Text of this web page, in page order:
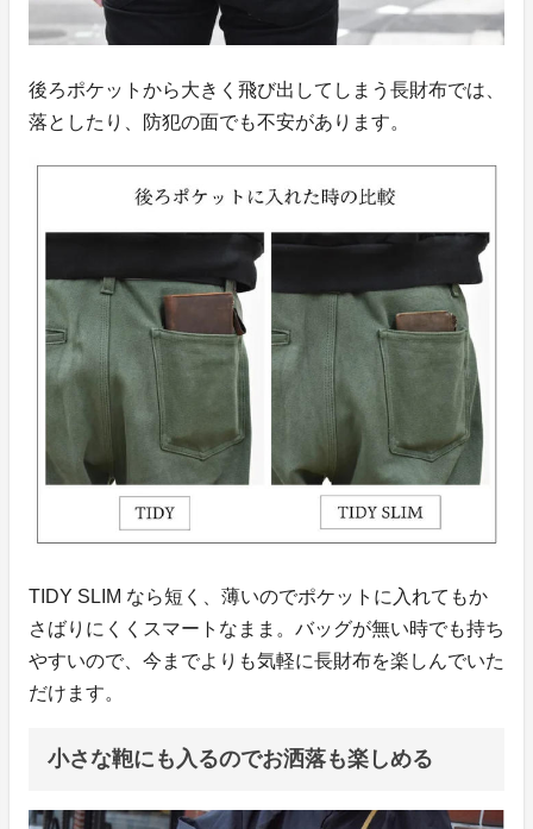
後ろポケットから大きく飛び出してしまう長財布では、
落としたり、防犯の面でも不安があります。
TIDY SLIM なら短く、薄いのでポケットに入れてもか
さばりにくくスマートなまま。バッグが無い時でも持ち
やすいので、今までよりも気軽に長財布を楽しんでいた
だけます。
小さな鞄にも入るのでお洒落も楽しめる